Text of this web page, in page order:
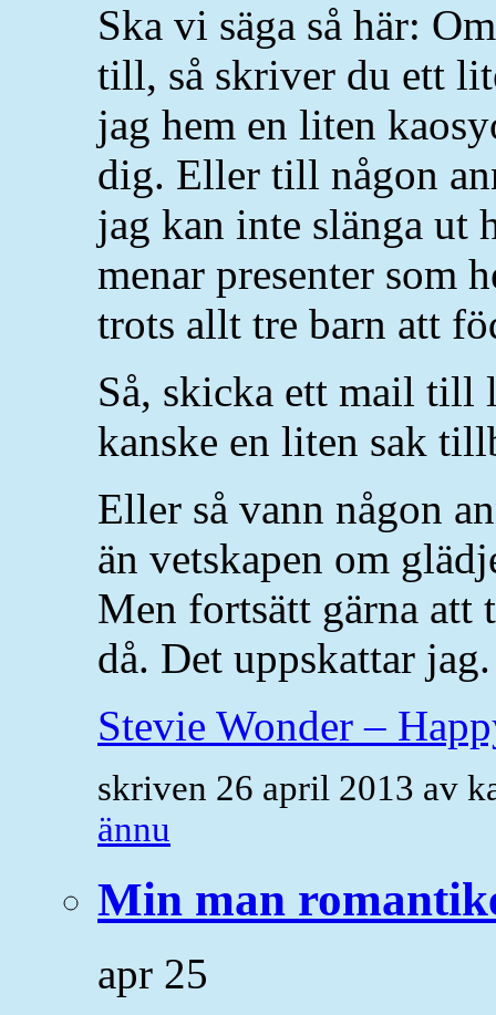
Ska vi säga så här:
till, så skriver du ett
jag hem en liten
dig. Eller till någon
jag kan inte slänga
menar presenter som
trots allt tre barn att
Så, skicka ett mail till
kanske en liten sak
Eller så vann någon
än vetskapen om
Men fortsätt gärna att
då. Det uppskattar jag.
Stevie Wonder –
skriven 26 april 2013 av
ännu
Min man
apr 25